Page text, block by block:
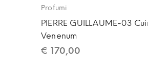
Profumi
PIERRE GUILLAUME-03
Venenum
€ 170,00